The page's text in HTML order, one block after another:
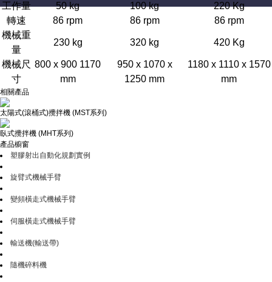
工作量
50 kg 100 kg
220 Kg
轉速
86 rpm 86 rpm
86 rpm
機械重
量
230 kg 320 kg 420 Kg
機械尺
寸
800 x 900 1170
mm
950 x 1070 x
1250 mm
1180 x 1110 x 1570
mm
相關產品
太陽式(滾桶式)攪拌機 (MST系列)
臥式攪拌機 (MHT系列)
產品櫥窗
塑膠射出自動化規劃實例
旋臂式機械手臂
變頻橫走式機械手臂
伺服橫走式機械手臂
輸送機(輸送帶)
隨機碎料機